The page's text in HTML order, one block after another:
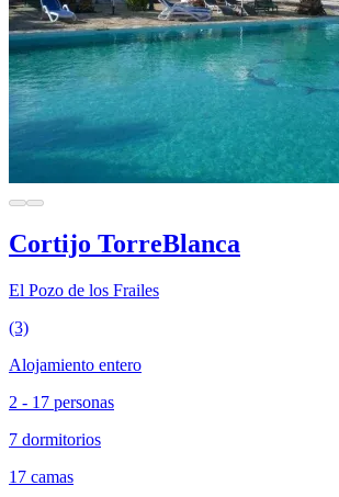
Cortijo TorreBlanca
El Pozo de los Frailes
(3)
Alojamiento entero
2 - 17 personas
7 dormitorios
17 camas